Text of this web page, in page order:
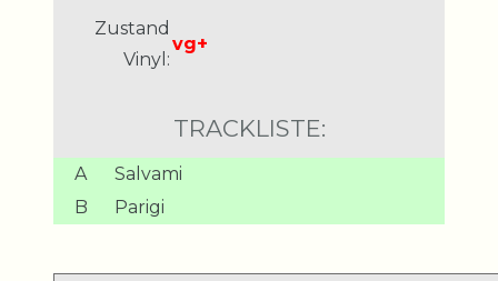
Zustand
Vinyl:
vg+
TRACKLISTE:
A
Salvami
B
Parigi